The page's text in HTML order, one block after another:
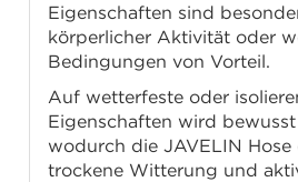
Eigenschaften sind
körperlicher Aktivität oder
Bedingungen von Vorteil.
Auf wetterfeste oder
Eigenschaften wird
wodurch die JAVELIN
trockene Witterung und